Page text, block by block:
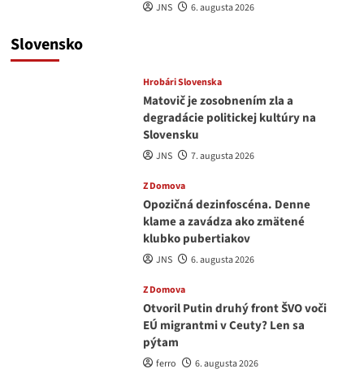
JNS 6. augusta 2026
Slovensko
Hrobári Slovenska
Matovič je zosobnením zla a
degradácie politickej kultúry na
Slovensku
JNS 7. augusta 2026
Z Domova
Opozičná dezinfoscéna. Denne
klame a zavádza ako zmätené
klubko pubertiakov
JNS 6. augusta 2026
Z Domova
Otvoril Putin druhý front ŠVO voči
EÚ migrantmi v Ceuty? Len sa
pýtam
ferro 6. augusta 2026